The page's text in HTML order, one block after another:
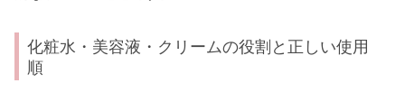
化粧水・美容液・クリームの役割と正しい使用
順